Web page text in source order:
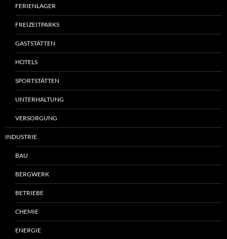
FERIENLAGER
FREIZEITPARKS
GASTSTÄTTEN
HOTELS
SPORTSTÄTTEN
UNTERHALTUNG
VERSORGUNG
INDUSTRIE
BAU
BERGWERK
BETRIEBE
CHEMIE
ENERGIE